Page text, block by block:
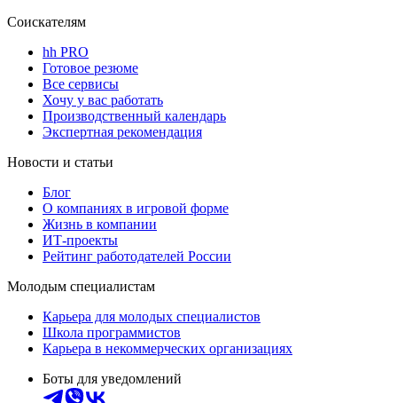
Соискателям
hh PRO
Готовое резюме
Все сервисы
Хочу у вас работать
Производственный календарь
Экспертная рекомендация
Новости и статьи
Блог
О компаниях в игровой форме
Жизнь в компании
ИТ-проекты
Рейтинг работодателей России
Молодым специалистам
Карьера для молодых специалистов
Школа программистов
Карьера в некоммерческих организациях
Боты для уведомлений